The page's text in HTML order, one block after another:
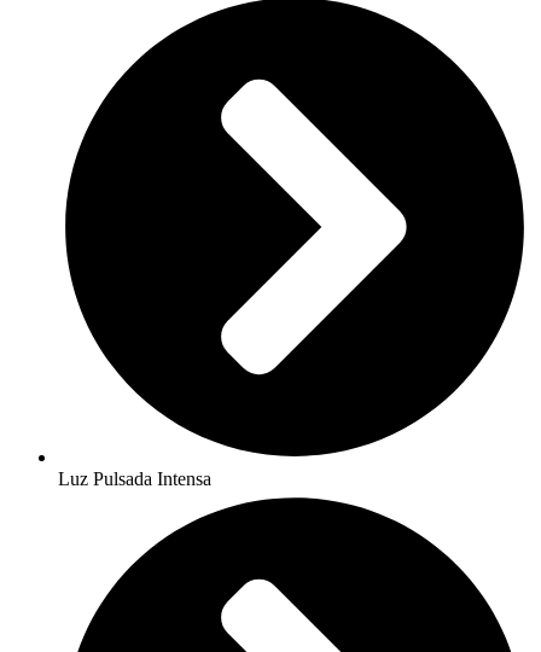
Luz Pulsada Intensa